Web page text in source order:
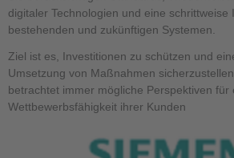
digitaler Technologien und eine schrittweise
bestehenden und zukünftigen Systemen.
Ziel ist es, Investitionen zu schützen und
Umsetzung von Maßnahmen
betrachtet immer mögliche Perspektiven für
Wettbewerbsfähigkeit ihrer Kunden